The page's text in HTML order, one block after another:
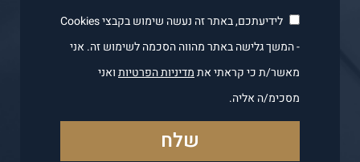
לידיעתכם, באתר זה נעשה שימוש בקבצי Cookies
- המשך גלישה באתר מהווה הסכמה לשימוש זה. אני
מאשר/ת כי קראתי אתמדיניות הפרטיותואני
מסכימ/ה אליה.